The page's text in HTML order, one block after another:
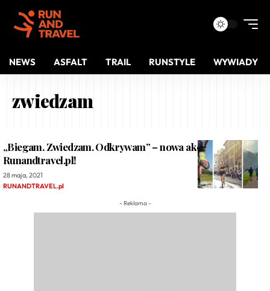
NEWS ASFALT TRAIL RUNSTYLE WYWIADY
zwiedzam
„Biegam. Zwiedzam. Odkrywam” – nowa akcja portalu
Runandtravel.pl!
28 maja, 2021
RUNANDTRAVEL.pl
- Reklama -